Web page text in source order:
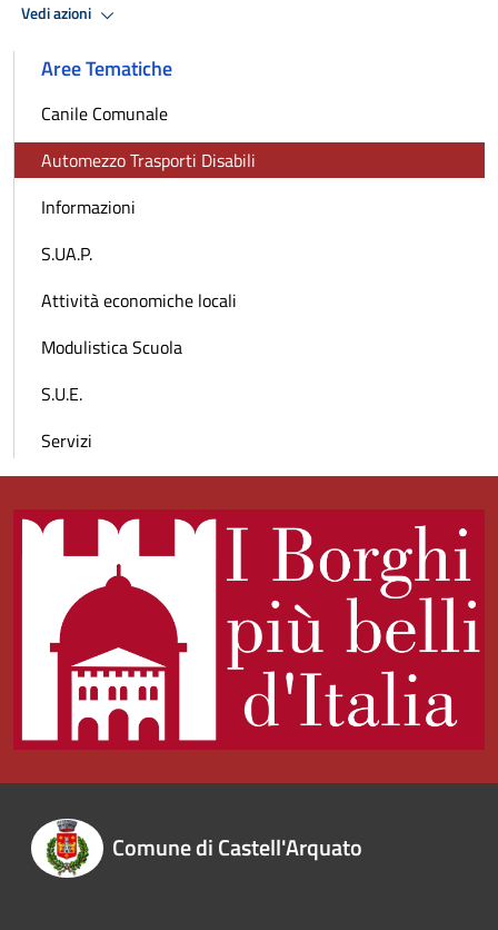
Vedi azioni
Aree Tematiche
Canile Comunale
Automezzo Trasporti Disabili
Informazioni
S.UA.P.
Attività economiche locali
Modulistica Scuola
S.U.E.
Servizi
Comune di Castell'Arquato